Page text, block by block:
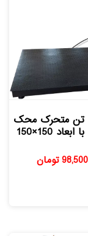
باسکول 1 تن متحرک محک
تومان